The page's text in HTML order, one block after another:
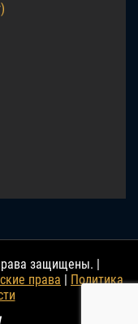
защищены. |
права | Политика